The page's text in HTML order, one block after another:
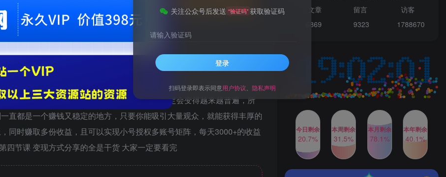
里面干货很多大家一定一定要仔细观看（ 附赠所有的工具和网址）全网
这个玩法团队历经五个月测试出来的，以后肯定会变得越来越普遍，所
直都是一个赚钱又稳定的地方，只要你能吸引大量观众，就能获得丰厚的
同时赚取多份收益，且可以实现小号授权多账号矩阵，每天3000+的收益
四节课 变现方式分享的全是干货 大家一定要看完
多多视频撸收益最新玩法，
高收益技术，单日变现
2000+，附赠全套技术资料
2年前 1W+人已阅读
男粉，收益轻松突破四位
数，操作简单 上手难度低
2年前 1W+人已阅读
TOP3
2024年最新玩法转转无货源
电商，新手小白 简单操作，
2年前 1W+人已阅读
TOP4
文章 留言 访客
6869 9323 1788670
今日剩余
20.7%
本周剩余
31.5%
本月剩余
78.1%
本年剩余
40.1%
关注公众号后发送 “验证码” 获取验证码
请输入验证码
登录
扫码登录即表示同意用户协议 隐私声明